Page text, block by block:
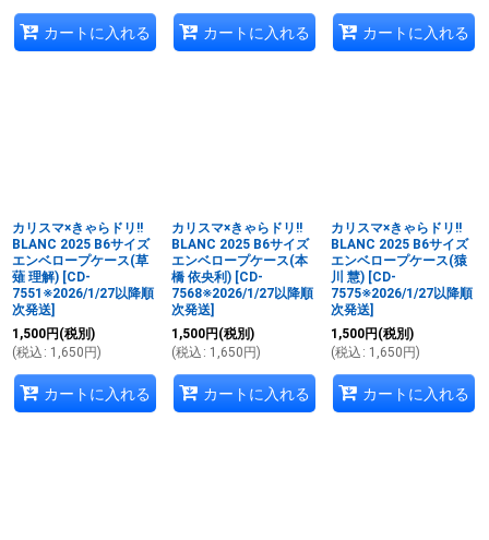
カートに入れる カートに入れる カートに入れる
カリスマ×きゃらドリ!!
BLANC 2025 B6サイズ
エンベロープケース(草
薙 理解) [CD-
7551※2026/1/27以降順
次発送]
1,500円 (税別)
(税込 : 1,650 円)
カートに入れる
カリスマ×きゃらドリ!!
BLANC 2025 B6サイズ
エンベロープケース(本
橋 依央利) [CD-
7568※2026/1/27以降順
次発送]
1,500円 (税別)
(税込 : 1,650 円)
カートに入れる
カリスマ×きゃらドリ!!
BLANC 2025 B6サイズ
エンベロープケース(猿
川 慧) [CD-
7575※2026/1/27以降順
次発送]
1,500円 (税別)
(税込 : 1,650 円)
カートに入れる